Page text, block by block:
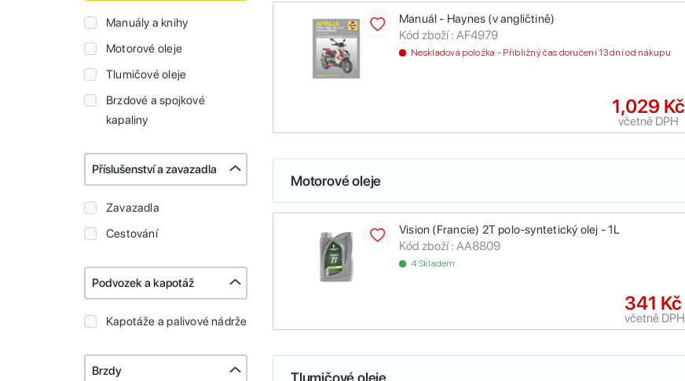
Manuály a knihy
Motorové oleje
Tlumičové oleje
Brzdové a spojkové
kapaliny
Příslušenství a zavazadla
Zavazadla
Cestování
Podvozek a kapotáž
Kapotáže a palivové nádrže
Brzdy
Manuál - Haynes (v angličtině)
Kód zboží : AF4979
Neskladová položka - Přibližný čas doručení 13 dní od nákupu
1,029 Kč
včetně DPH
Motorové oleje
Vision (Francie) 2T polo-syntetický olej - 1L
Kód zboží : AA8809
4 Skladem
341 Kč
včetně DPH